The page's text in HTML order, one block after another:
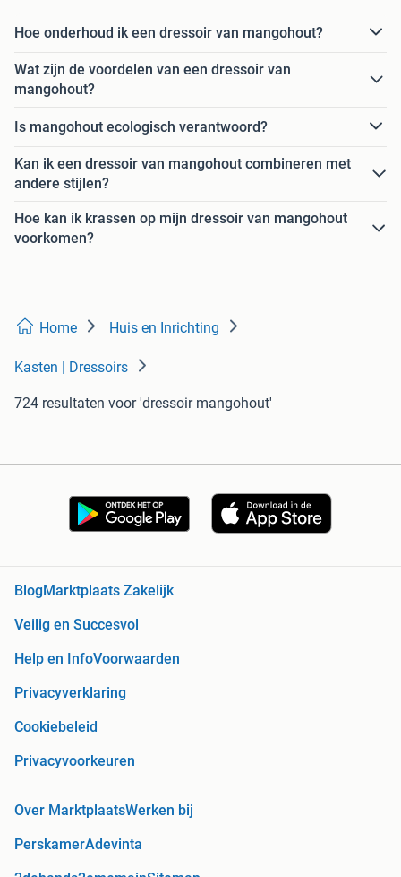
Hoe onderhoud ik een dressoir van mangohout?
Wat zijn de voordelen van een dressoir van
mangohout?
Is mangohout ecologisch verantwoord?
Kan ik een dressoir van mangohout combineren met
andere stijlen?
Hoe kan ik krassen op mijn dressoir van mangohout
voorkomen?
Home Huis en Inrichting
Kasten | Dressoirs
724 resultaten voor 'dressoir mangohout'
Blog Marktplaats Zakelijk
Veilig en Succesvol
Help en InfoVoorwaarden
Privacyverklaring
Cookiebeleid
Privacyvoorkeuren
Over MarktplaatsWerken bij
PerskamerAdevinta